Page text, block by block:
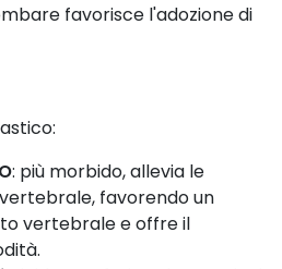
per aziende Ortoitaliana
della salute
senza impegno